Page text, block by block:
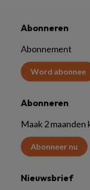
Abonneren
Abonnement
Word abonnee
Abonneren
Maak 2 maanden
Abonneer nu
Nieuwsbrief